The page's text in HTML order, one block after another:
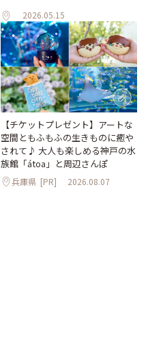
2026.05.15
【チケットプレゼント】アートな
空間ともふもふの生きものに癒や
されて♪ 大人も楽しめる神戸の水
族館「átoa」と周辺さんぽ
兵庫県 [PR] 2026.08.07